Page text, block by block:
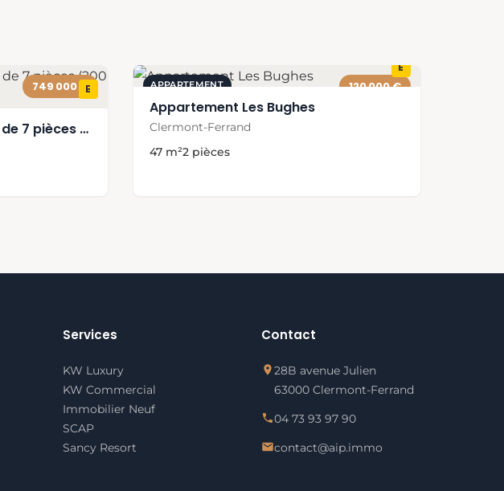
749 000 €E
VENTE d'un appartement de 7 pièces (200 m²) à clermont ferrand
APPARTEMENT 120 000 €
E
Appartement Les Bughes
Clermont-Ferrand
47 m²2 pièces
Services
KW Luxury
KW Commercial
Immobilier Neuf
SCAP
Sancy Resort
Contact
28B avenue Julien
63000 Clermont-Ferrand
04 73 93 97 90
contact@aip.immo